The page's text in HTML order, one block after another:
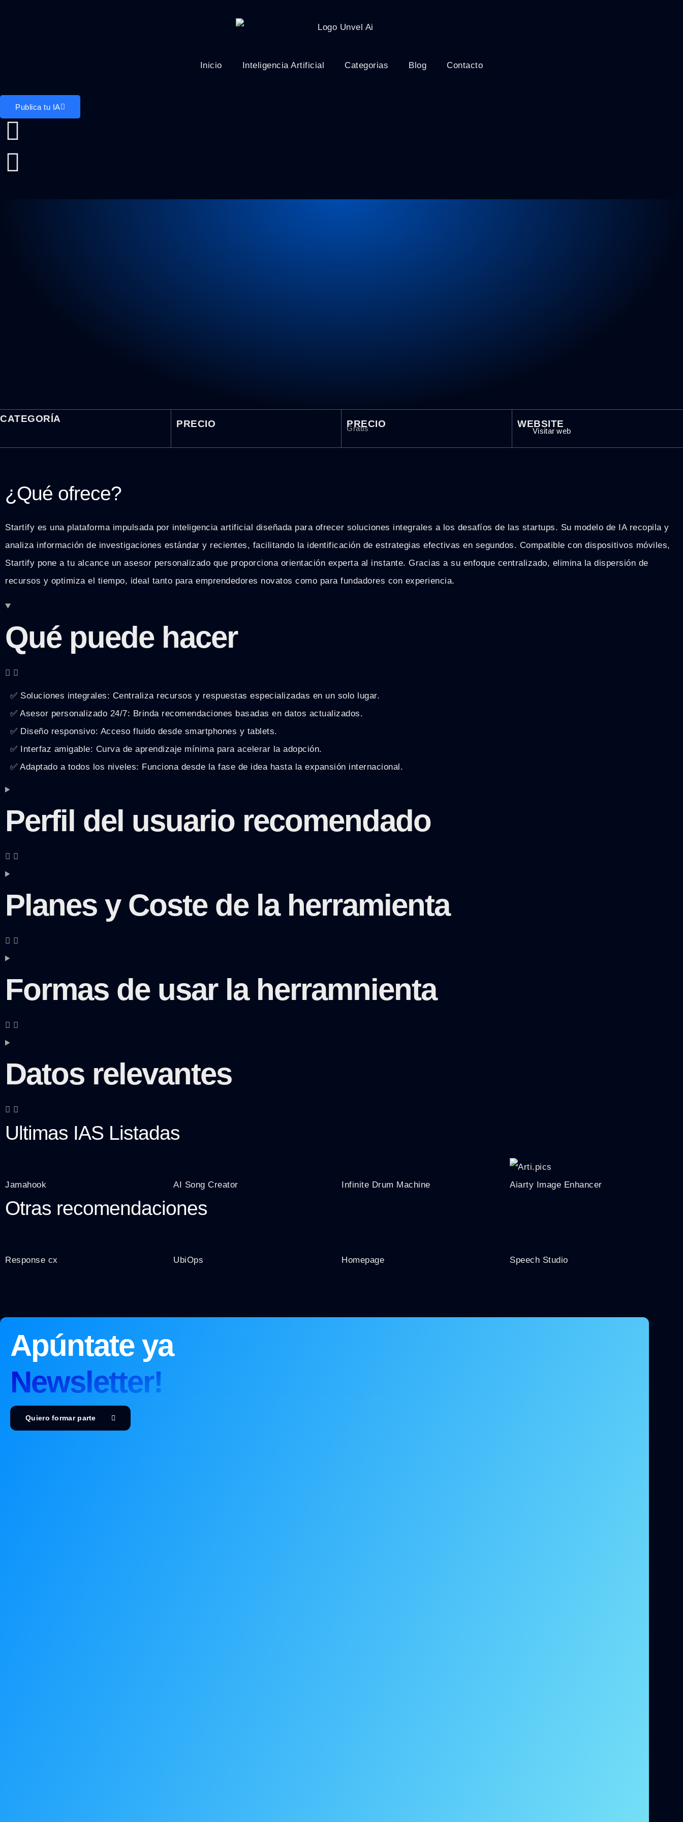
Inicio Inteligencia Artificial Categorias Blog Contacto
Publica tu IA
CATEGORÍA PRECIO PRECIO
Gratis WEBSITE
Visitar web
¿Qué ofrece?
Startify es una plataforma impulsada por inteligencia artificial diseñada para ofrecer soluciones integrales a los desafíos de las startups. Su modelo de IA recopila y
analiza información de investigaciones estándar y recientes, facilitando la identificación de estrategias efectivas en segundos. Compatible con dispositivos móviles,
Startify pone a tu alcance un asesor personalizado que proporciona orientación experta al instante. Gracias a su enfoque centralizado, elimina la dispersión de
recursos y optimiza el tiempo, ideal tanto para emprendedores novatos como para fundadores con experiencia.
Qué puede hacer
✅ Soluciones integrales: Centraliza recursos y respuestas especializadas en un solo lugar.
✅ Asesor personalizado 24/7: Brinda recomendaciones basadas en datos actualizados.
✅ Diseño responsivo: Acceso fluido desde smartphones y tablets.
✅ Interfaz amigable: Curva de aprendizaje mínima para acelerar la adopción.
✅ Adaptado a todos los niveles: Funciona desde la fase de idea hasta la expansión internacional.
Perfil del usuario recomendado
Planes y Coste de la herramienta
Formas de usar la herramnienta
Datos relevantes
Ultimas IAS Listadas
Jamahook AI Song Creator Infinite Drum Machine Aiarty Image Enhancer
Otras recomendaciones
Response cx UbiOps Homepage Speech Studio
Apúntate ya
Newsletter!
Quiero formar parte